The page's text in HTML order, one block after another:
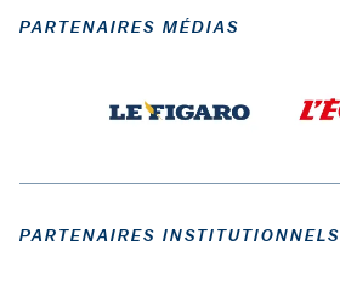
PARTENAIRES MÉDIAS
PARTENAIRES INSTITUTIONNELS